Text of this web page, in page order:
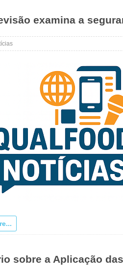
examina a
sobre a Aplicação